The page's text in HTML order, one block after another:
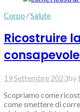
Corpo⁄Salute
Ricostruire
19 Settembre 2023by
Scopriamo come
come smettere di